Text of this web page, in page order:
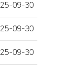
25-09-30
25-09-30
25-09-30